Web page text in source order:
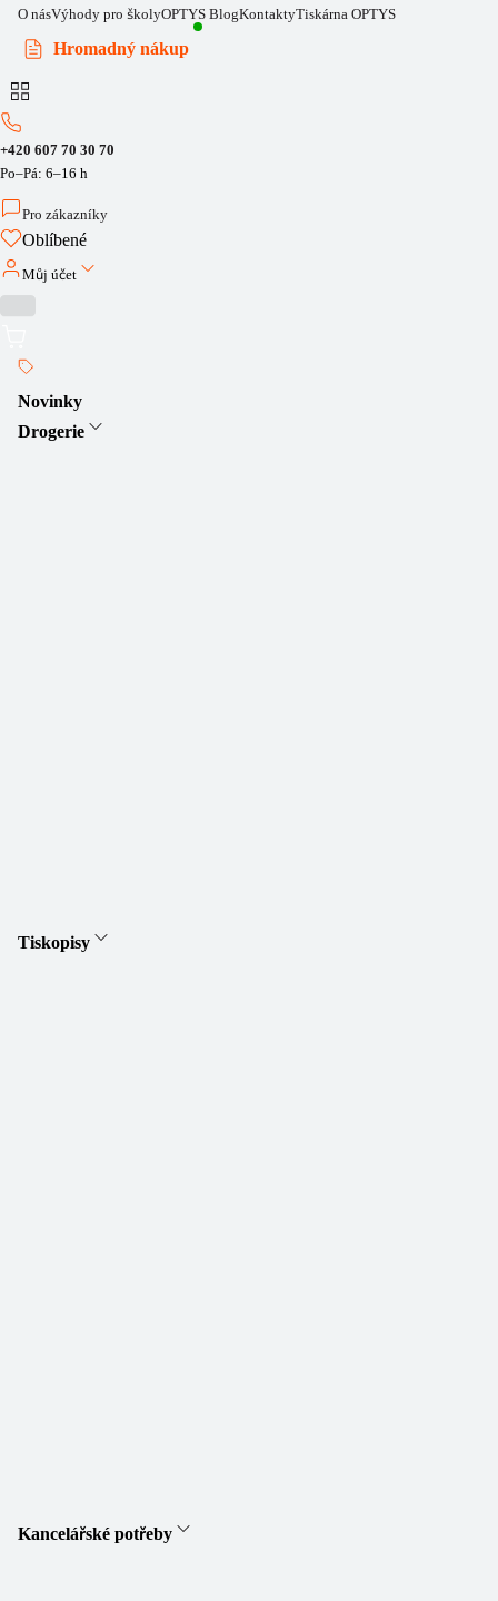
O násVýhody pro školyOPTYS BlogKontaktyTiskárna OPTYS
Hromadný nákup
+420 607 70 30 70
Po–Pá: 6–16 h
Pro zákazníky
Oblíbené
Můj účet
Novinky
Drogerie
Tiskopisy
Kancelářské potřeby